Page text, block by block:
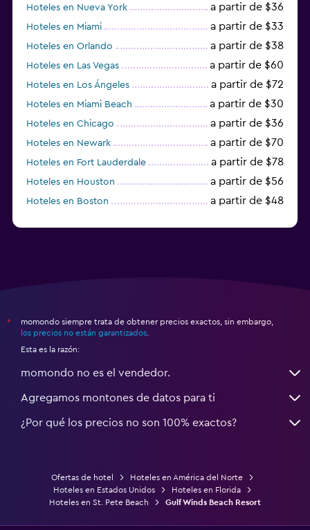
Hoteles en Nueva York a partir de $36
Hoteles en Miami a partir de $33
Hoteles en Orlando a partir de $38
Hoteles en Las Vegas a partir de $60
Hoteles en Los Ángeles a partir de $72
Hoteles en Miami Beach a partir de $30
Hoteles en Chicago a partir de $36
Hoteles en Newark a partir de $70
Hoteles en Fort Lauderdale a partir de $78
Hoteles en Houston a partir de $56
Hoteles en Boston a partir de $48
*
momondo siempre trata de obtener precios exactos, sin embargo,
los precios no están garantizados
Esta es la razón:
momondo no es el vendedor.
Agregamos montones de datos para ti
¿Por qué los precios no son 100% exactos?
Ofertas de hotel
Hoteles en América del Norte
Hoteles en Estados Unidos
Hoteles en Florida
Hoteles en St. Pete Beach
Gulf Winds Beach Resort